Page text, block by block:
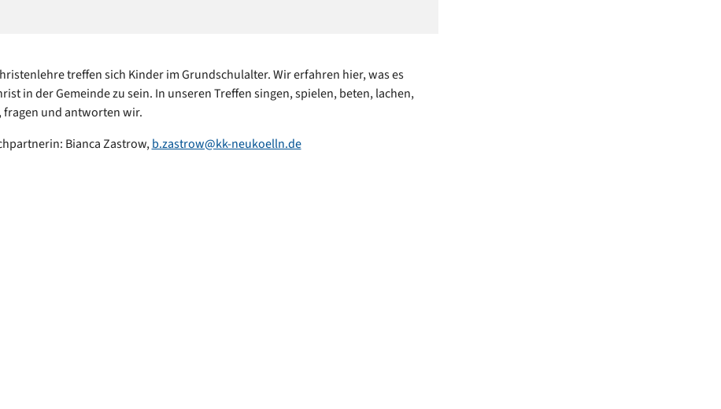
treffen sich Kinder im Grundschulalter. Wir erfahren hier, was es
in der Gemeinde zu sein. In unseren Treffen singen, spielen, beten, lachen,
fragen und antworten wir.
Bianca Zastrow,b.zastrow@kk-neukoelln.de